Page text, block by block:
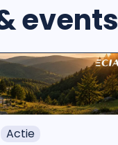
events
Actie